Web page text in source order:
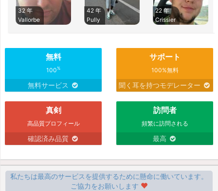
32 年
Vallorbe
42 年
Pully
22 年
Crissier
無料
100%
無料サービス
サポート
100%無料
聞く耳を持つモデレーター
真剣
高品質プロフィール
確認済み品質
訪問者
頻繁に訪問される
最高
私たちは最高のサービスを提供するために懸命に働いています。
ご協力をお願いします